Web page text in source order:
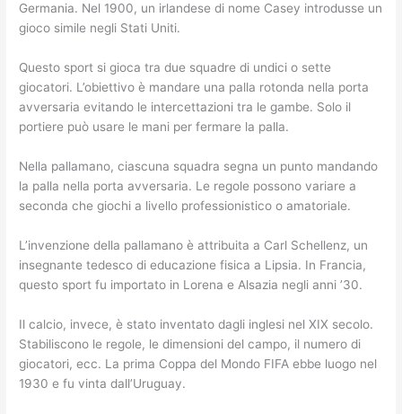
Germania. Nel 1900, un irlandese di nome Casey introdusse un
gioco simile negli Stati Uniti.
Questo sport si gioca tra due squadre di undici o sette
giocatori. L’obiettivo è mandare una palla rotonda nella porta
avversaria evitando le intercettazioni tra le gambe. Solo il
portiere può usare le mani per fermare la palla.
Nella pallamano, ciascuna squadra segna un punto mandando
la palla nella porta avversaria. Le regole possono variare a
seconda che giochi a livello professionistico o amatoriale.
L’invenzione della pallamano è attribuita a Carl Schellenz, un
insegnante tedesco di educazione fisica a Lipsia. In Francia,
questo sport fu importato in Lorena e Alsazia negli anni ’30.
Il calcio, invece, è stato inventato dagli inglesi nel XIX secolo.
Stabiliscono le regole, le dimensioni del campo, il numero di
giocatori, ecc. La prima Coppa del Mondo FIFA ebbe luogo nel
1930 e fu vinta dall’Uruguay.